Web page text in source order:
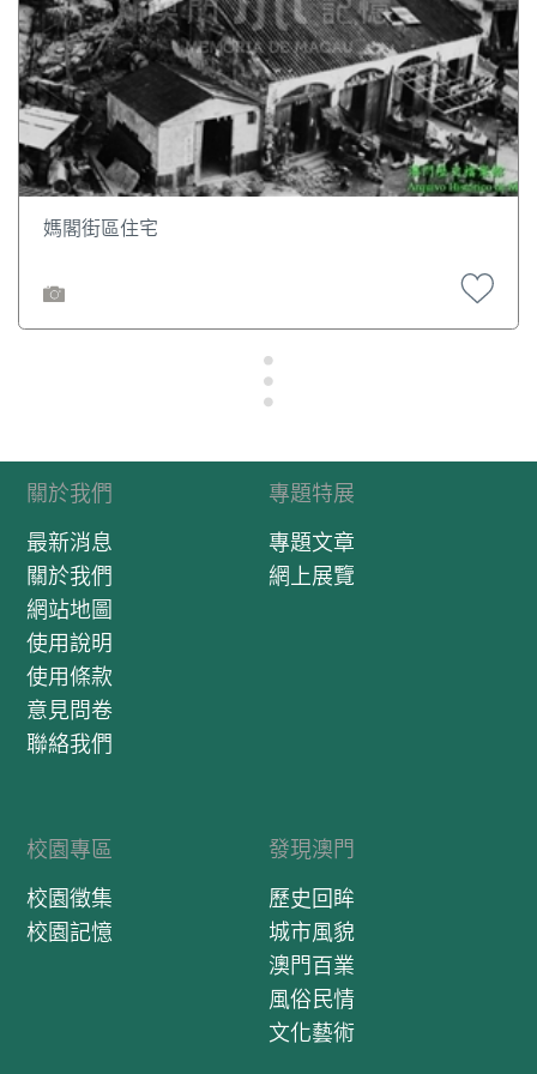
媽閣街區住宅
關於我們
最新消息
關於我們
網站地圖
使用說明
使用條款
意見問卷
聯絡我們
專題特展
專題文章
網上展覽
校園專區
校園徵集
校園記憶
發現澳門
歷史回眸
城市風貌
澳門百業
風俗民情
文化藝術